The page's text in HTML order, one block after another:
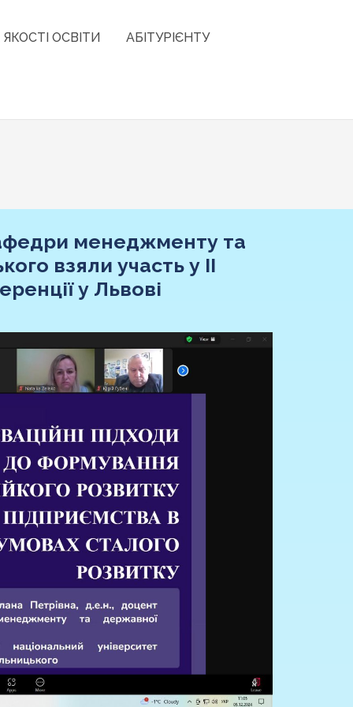
ОСВІТИ АБІТУРІЄНТУ
менеджменту та
взяли участь у II
у Львові